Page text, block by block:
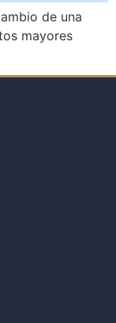
de una
mayores